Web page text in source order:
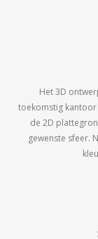
Het 3D
toekomstig kantoor
de 2D
gewenste sfeer.